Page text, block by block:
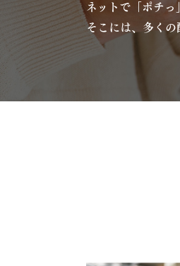
ネットで「ポチ
そこには、多くの